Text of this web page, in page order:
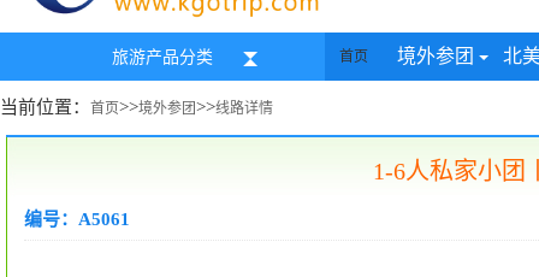
旅游产品分类 首页 境外参团 北
当前位置： 首页>>境外参团>>线路详情
1-6人私家小团
编号：A5061